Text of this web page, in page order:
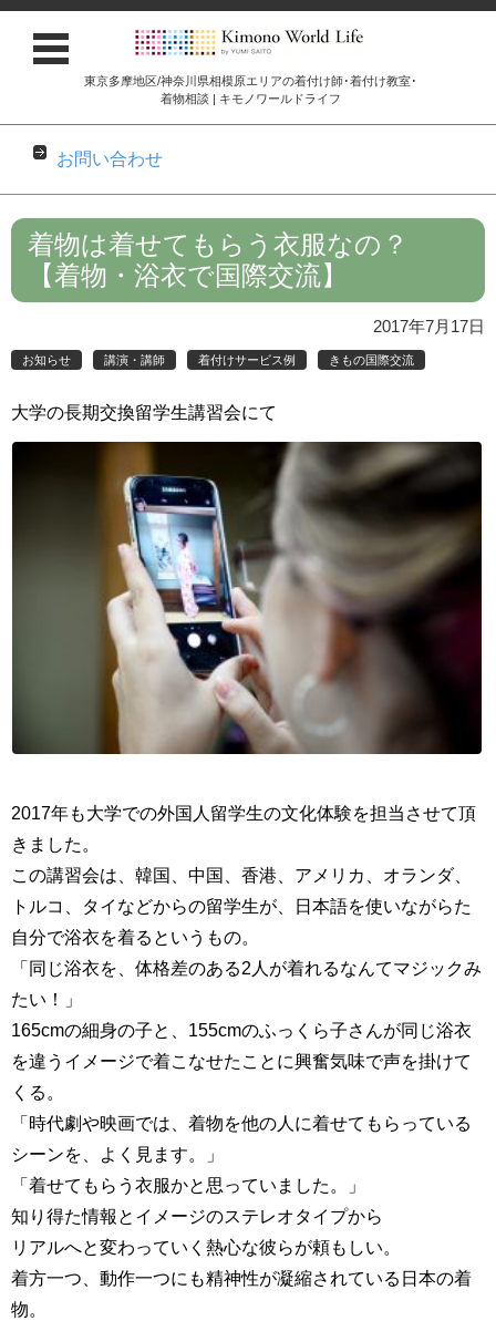
東京多摩地区/神奈川県相模原エリアの着付け師･着付け教室･
着物相談 | キモノワールドライフ
お問い合わせ
コンテンツに移動
着物は着せてもらう衣服なの？
【着物・浴衣で国際交流】
2017年7月17日
お知らせ 講演・講師 着付けサービス例 きもの国際交流
大学の長期交換留学生講習会にて
2017年も大学での外国人留学生の文化体験を担当させて頂
きました。
この講習会は、韓国、中国、香港、アメリカ、オランダ、
トルコ、タイなどからの留学生が、日本語を使いながらた
自分で浴衣を着るというもの。
「同じ浴衣を、体格差のある2人が着れるなんてマジックみ
たい！」
165cmの細身の子と、155cmのふっくら子さんが同じ浴衣
を違うイメージで着こなせたことに興奮気味で声を掛けて
くる。
「時代劇や映画では、着物を他の人に着せてもらっている
シーンを、よく見ます。」
「着せてもらう衣服かと思っていました。」
知り得た情報とイメージのステレオタイプから
リアルへと変わっていく熱心な彼らが頼もしい。
着方一つ、動作一つにも精神性が凝縮されている日本の着
物。